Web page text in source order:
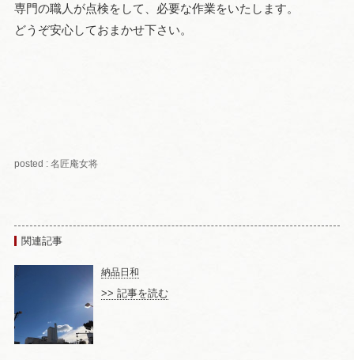
専門の職人が点検をして、必要な作業をいたします。
どうぞ安心しておまかせ下さい。
posted : 名匠庵女将
関連記事
納品日和
>> 記事を読む